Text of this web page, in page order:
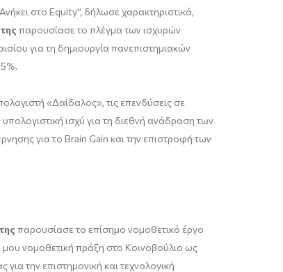
στο Equity”, δήλωσε χαρακτηριστικά,
παρουσίασε το πλέγμα των ισχυρών
για τη δημιουργία πανεπιστημιακών
«Δαίδαλος», τις επενδύσεις σε
ισχύ για τη διεθνή ανάδραση των
για το Brain Gain και την επιστροφή των
παρουσίασε το επίσημο νομοθετικό έργο
νομοθετική πράξη στο Κοινοβούλιο ως
την επιστημονική και τεχνολογική